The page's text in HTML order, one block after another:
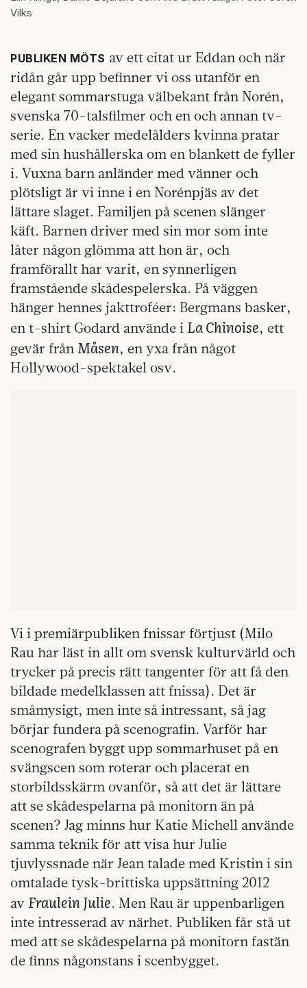
Vilks
PUBLIKEN MÖTS av ett citat ur Eddan och när
ridån går upp befinner vi oss utanför en
elegant sommarstuga välbekant från Norén,
svenska 70-talsfilmer och en och annan tv-
serie. En vacker medelålders kvinna pratar
med sin hushållerska om en blankett de fyller
i. Vuxna barn anländer med vänner och
plötsligt är vi inne i en Norénpjäs av det
lättare slaget. Familjen på scenen slänger
käft. Barnen driver med sin mor som inte
låter någon glömma att hon är, och
framförallt har varit, en synnerligen
framstående skådespelerska. På väggen
hänger hennes jakttroféer: Bergmans basker,
en t-shirt Godard använde i La Chinoise, ett
gevär från Måsen, en yxa från något
Hollywood-spektakel osv.
Vi i premiärpubliken fnissar förtjust (Milo
Rau har läst in allt om svensk kulturvärld och
trycker på precis rätt tangenter för att få den
bildade medelklassen att fnissa). Det är
småmysigt, men inte så intressant, så jag
börjar fundera på scenografin. Varför har
scenografen byggt upp sommarhuset på en
svängscen som roterar och placerat en
storbildsskärm ovanför, så att det är lättare
att se skådespelarna på monitorn än på
scenen? Jag minns hur Katie Michell använde
samma teknik för att visa hur Julie
tjuvlyssnade när Jean talade med Kristin i sin
omtalade tysk-brittiska uppsättning 2012
av Fraulein Julie. Men Rau är uppenbarligen
inte intresserad av närhet. Publiken får stå ut
med att se skådespelarna på monitorn fastän
de finns någonstans i scenbygget.